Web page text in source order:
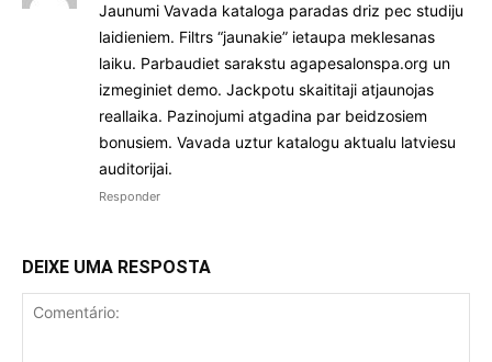
Jaunumi Vavada kataloga paradas driz pec studiju
laidieniem. Filtrs “jaunakie” ietaupa meklesanas
laiku. Parbaudiet sarakstu agapesalonspa.org un
izmeginiet demo. Jackpotu skaititaji atjaunojas
reallaika. Pazinojumi atgadina par beidzosiem
bonusiem. Vavada uztur katalogu aktualu latviesu
auditorijai.
Responder
DEIXE UMA RESPOSTA